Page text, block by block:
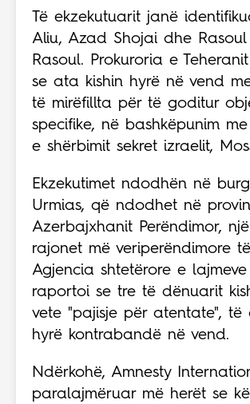
Të ekzekutuarit janë
Aliu, Azad Shojai dhe
Rasoul. Prokuroria e
se ata kishin hyrë në vend
të mirëfillta për të goditur
specifike, në bashkëpunim
e shërbimit sekret izraelit,
Ekzekutimet ndodhën në
Urmias, që ndodhet në
Azerbajxhanit Perëndimor,
rajonet më veriperëndimore
Agjencia shtetërore e lajmeve
raportoi se tre të dënuarit
vete "pajisje për atentate", të
hyrë kontrabandë në vend.
Ndërkohë, Amnesty
paralajmëruar më herët se